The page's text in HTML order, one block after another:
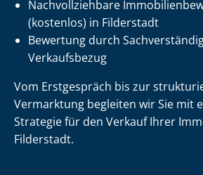
Nach­voll­zieh­ba­re
(kostenlos) in Filderstadt
Bewertung durch
Verkaufsbezug
Vom Erstgespräch bis zur
Vermarktung begleiten wir Sie mit
Strategie für den Verkauf Ihrer
Filderstadt.